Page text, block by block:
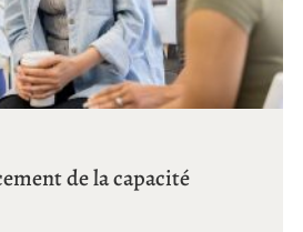
de la capacité